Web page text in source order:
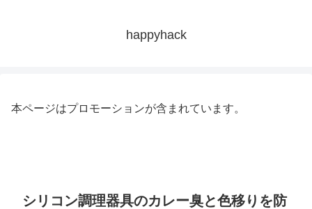
happyhack
本ページはプロモーションが含まれています。
シリコン調理器具のカレー臭と色移りを防